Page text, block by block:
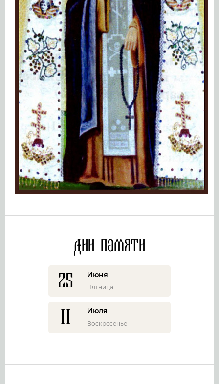
Дни памяти
25 Июня
Пятница
11 Июля
Воскресенье